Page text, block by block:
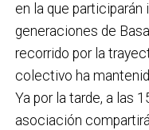
en la que
generaciones de
recorrido por la
colectivo ha
Ya por la tarde, a las
asociación